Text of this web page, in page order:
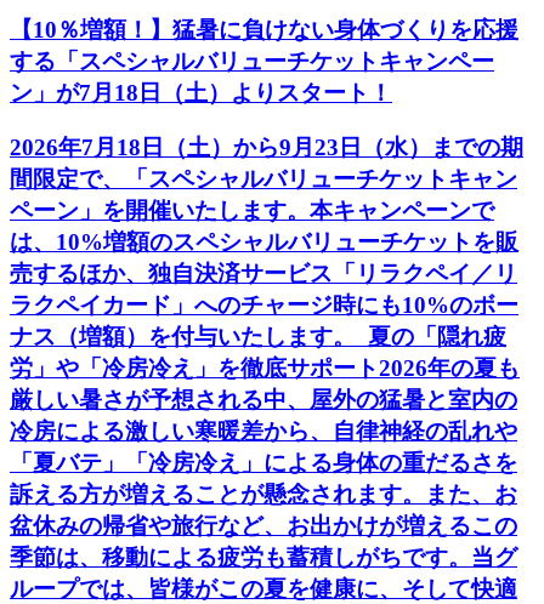
【10％増額！】猛暑に負けない身体づくりを応援
する「スペシャルバリューチケットキャンペー
ン」が7月18日（土）よりスタート！
2026年7月18日（土）から9月23日（水）までの期
間限定で、「スペシャルバリューチケットキャン
ペーン」を開催いたします。本キャンペーンで
は、10%増額のスペシャルバリューチケットを販
売するほか、独自決済サービス「リラクペイ／リ
ラクペイカード」へのチャージ時にも10%のボー
ナス（増額）を付与いたします。 夏の「隠れ疲
労」や「冷房冷え」を徹底サポート2026年の夏も
厳しい暑さが予想される中、屋外の猛暑と室内の
冷房による激しい寒暖差から、自律神経の乱れや
「夏バテ」「冷房冷え」による身体の重だるさを
訴える方が増えることが懸念されます。また、お
盆休みの帰省や旅行など、お出かけが増えるこの
季節は、移動による疲労も蓄積しがちです。当グ
ループでは、皆様がこの夏を健康に、そして快適